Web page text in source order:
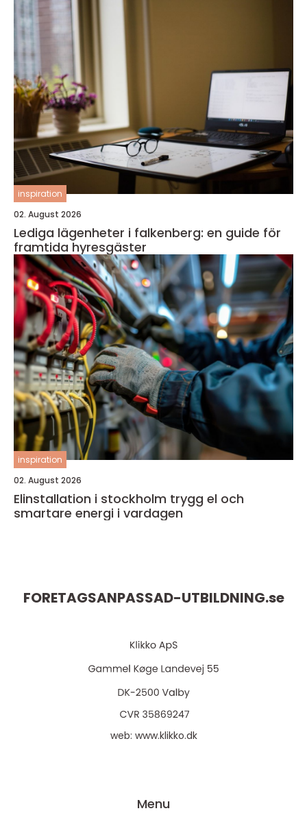
inspiration
02. August 2026
Lediga lägenheter i falkenberg: en guide för
framtida hyresgäster
inspiration
02. August 2026
Elinstallation i stockholm trygg el och
smartare energi i vardagen
FORETAGSANPASSAD-UTBILDNING.se
web: www.klikko.dk
Menu